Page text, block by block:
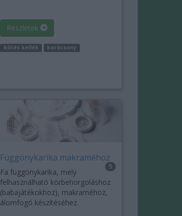
Részletek
kötés kellék karácsony
Függönykarika makraméhoz
5
Fa függönykarika, mely
felhasználható körbehorgoláshoz
(babajátékokhoz), makraméhoz,
álomfogó készítéséhez.